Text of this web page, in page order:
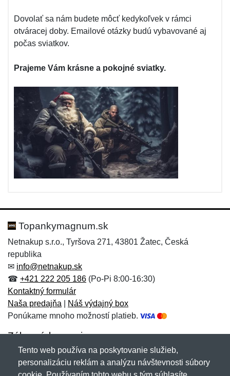
Dovolať sa nám budete môcť kedykoľvek v rámci
otváracej doby. Emailové otázky budú vybavované aj
počas sviatkov.
Prajeme Vám krásne a pokojné sviatky.
Topankymagnum.sk
Netnakup s.r.o., Tyršova 271, 43801 Žatec, Česká
republika
✉ info@netnakup.sk
☎ +421 222 205 186 (Po-Pi 8:00-16:30)
Kontaktný formulár
Naša predajňa
Náš výdajný box
Ponúkame mnoho možností platieb.
Zákaznícky servis
Novinky emailom
Tento web používa na poskytovanie služieb,
personalizáciu reklám a analýzu návštevnosti súbory